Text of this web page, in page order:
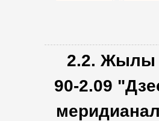
2.2. Жылы
90-2.09